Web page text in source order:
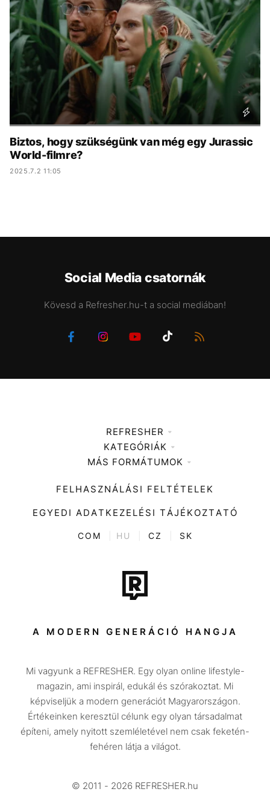
KÖZÉLET UTAZÁS
ÉLETMÓD DESIGN
BESZÉLGETÉSEK ARCOK
VIDEÓ TÖRTÉNETEK
GASZTRO
Biztos, hogy szükségünk van még egy Jurassic
World-filmre?
2025.7.2 11:05
Social Media csatornák
Kövesd a Refresher.hu-t a social mediában!
REFRESHER
Médiaajánlat
KATEGÓRIÁK
Zene
Divat
Kultúra
ENTR
Tech-Tudomány
Sport
Társadalom
Utazás
Életmód
Design
Beszélgetések
Videó
MÁS FORMÁTUMOK
FELHASZNÁLÁSI FELTÉTELEK
EGYEDI ADATKEZELÉSI TÁJÉKOZTATÓ
COM HU CZ SK
A MODERN GENERÁCIÓ HANGJA
Mi vagyunk a REFRESHER. Egy olyan online lifestyle-
magazin, ami inspirál, edukál és szórakoztat. Mi
képviseljük a modern generációt Magyarországon.
Értékeinken keresztül célunk egy olyan társadalmat
építeni, amely nyitott szemléletével nem csak feketén-
fehéren látja a világot.
© 2011 - 2026 REFRESHER.hu